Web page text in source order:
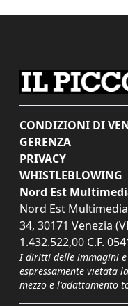
CONDIZIONI DI
GERENZA
PRIVACY
WHISTLEBLOWING
Nord Est
Nord Est
34, 30171 Venezia
1.432.522,00 C.F.
I diritti delle immagini
espressamente vietata
mezzo e l'adattamento